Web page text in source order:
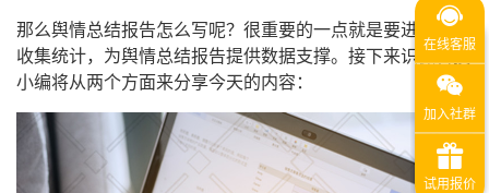
那么舆情总结报告怎么写呢？很重要的一点就是要进行舆情
收集统计，为舆情总结报告提供数据支撑。接下来识微科技
小编将从两个方面来分享今天的内容：